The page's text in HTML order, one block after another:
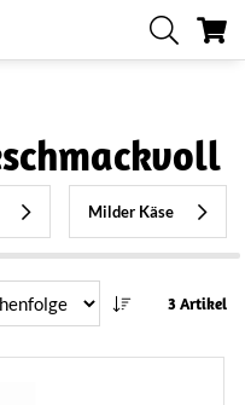
Milder Käse
3 Artikel